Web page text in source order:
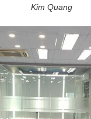
Kim Quang